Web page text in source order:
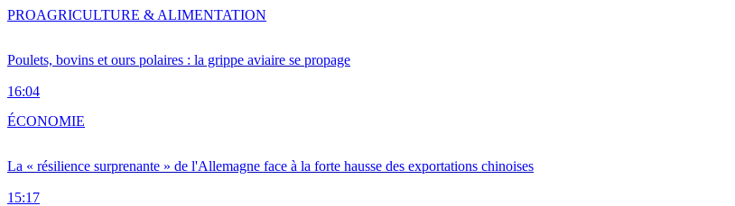
Poulets, bovins et ours polaires : la grippe aviaire se propage
16:04
PROAGRICULTURE & ALIMENTATION
La « résilience surprenante » de l'Allemagne face à la forte hausse des exportations chinoises
15:17
ÉCONOMIE